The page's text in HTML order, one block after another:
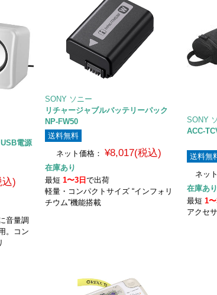
電源
込)
音量調
。コン
SONY ソニー
リチャージャブルバッテリーパック
NP-FW50
送料無料
ネット価格：
¥8,017(税込)
在庫あり
最短1〜3日で出荷
軽量・コンパクトサイズ “インフォリ
チウム”機能搭載
SONY
ACC-
送料無
ネッ
在庫あり
最短 1〜
アクセ